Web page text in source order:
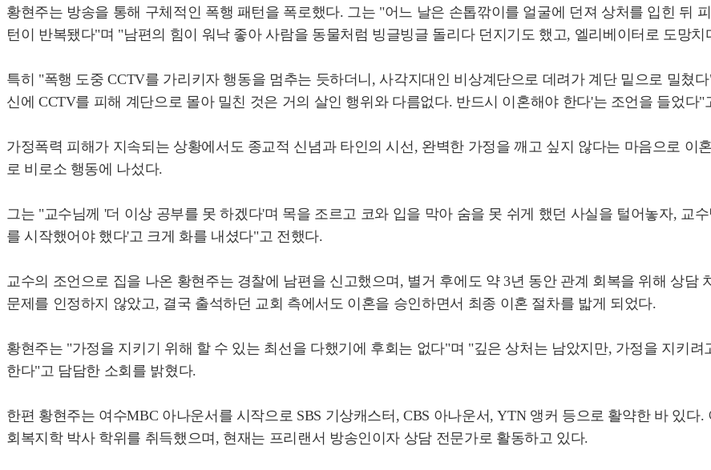
황현주는 방송을 통해 구체적인 폭행 패턴을 폭로했다. 그는 "어느 날은 손톱깎이를 얼굴에 던져 상처를 입힌 뒤
턴이 반복됐다"며 "남편의 힘이 워낙 좋아 사람을 동물처럼 빙글빙글 돌리다 던지기도 했고, 엘리베이터로 도망
특히 "폭행 도중 CCTV를 가리키자 행동을 멈추는 듯하더니, 사각지대인 비상계단으로 데려가 계단 밑으로 밀쳤
신에 CCTV를 피해 계단으로 몰아 밀친 것은 거의 살인 행위와 다름없다. 반드시 이혼해야 한다'는 조언을 들었다"
가정폭력 피해가 지속되는 상황에서도 종교적 신념과 타인의 시선, 완벽한 가정을 깨고 싶지 않다는 마음으로 이
로 비로소 행동에 나섰다.
그는 "교수님께 '더 이상 공부를 못 하겠다'며 목을 조르고 코와 입을 막아 숨을 못 쉬게 했던 사실을 털어놓자, 교
를 시작했어야 했다'고 크게 화를 내셨다"고 전했다.
교수의 조언으로 집을 나온 황현주는 경찰에 남편을 신고했으며, 별거 후에도 약 3년 동안 관계 회복을 위해 상담
문제를 인정하지 않았고, 결국 출석하던 교회 측에서도 이혼을 승인하면서 최종 이혼 절차를 밟게 되었다.
황현주는 "가정을 지키기 위해 할 수 있는 최선을 다했기에 후회는 없다"며 "깊은 상처는 남았지만, 가정을 지키
한다"고 담담한 소회를 밝혔다.
한편 황현주는 여수MBC 아나운서를 시작으로 SBS 기상캐스터, CBS 아나운서, YTN 앵커 등으로 활약한 바 있
회복지학 박사 학위를 취득했으며, 현재는 프리랜서 방송인이자 상담 전문가로 활동하고 있다.